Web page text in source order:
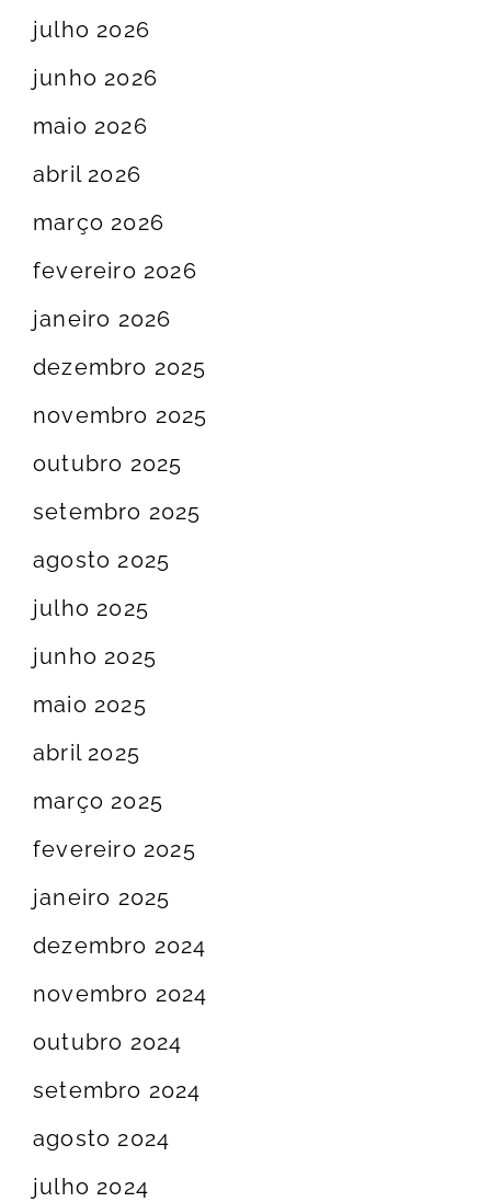
julho 2026
junho 2026
maio 2026
abril 2026
março 2026
fevereiro 2026
janeiro 2026
dezembro 2025
novembro 2025
outubro 2025
setembro 2025
agosto 2025
julho 2025
junho 2025
maio 2025
abril 2025
março 2025
fevereiro 2025
janeiro 2025
dezembro 2024
novembro 2024
outubro 2024
setembro 2024
agosto 2024
julho 2024